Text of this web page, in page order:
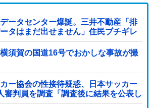
ータセンター爆誕。三井不動産「排
タはまだ出せません」住民ブチギレ
横須賀の国道16号でおかしな事故が撮
カー協会の性接待疑惑、日本サッカー
審判員を調査「調査後に結果を公表し